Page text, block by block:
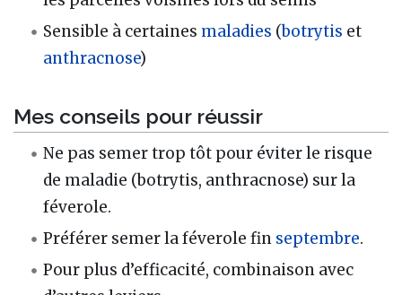
Sensible à certaines maladies (botrytis et
anthracnose)
Mes conseils pour réussir
Ne pas semer trop tôt pour éviter le risque
de maladie (botrytis, anthracnose) sur la
féverole.
Préférer semer la féverole fin septembre.
Pour plus d’efficacité, combinaison avec